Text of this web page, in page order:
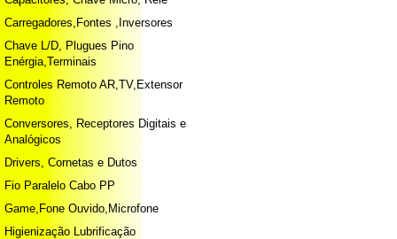
Carregadores,Fontes ,Inversores
Chave L/D, Plugues Pino
Enérgia,Terminais
Controles Remoto AR,TV,Extensor
Remoto
Conversores, Receptores Digitais e
Analógicos
Drivers, Cornetas e Dutos
Fio Paralelo Cabo PP
Game,Fone Ouvido,Microfone
Higienização Lubrificação